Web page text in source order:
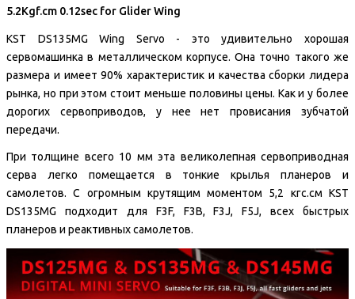
5.2Kgf.cm 0.12sec for Glider Wing
KST DS135MG Wing Servo - это удивительно хорошая
сервомашинка в металлическом корпусе. Она точно такого же
размера и имеет 90% характеристик и качества сборки лидера
рынка, но при этом стоит меньше половины цены. Как и у более
дорогих сервоприводов, у нее нет провисания зубчатой
передачи.
При толщине всего 10 мм эта великолепная сервоприводная
серва легко помещается в тонкие крылья планеров и
самолетов. С огромным крутящим моментом 5,2 кгс.см KST
DS135MG подходит для F3F, F3B, F3J, F5J, всех быстрых
планеров и реактивных самолетов.